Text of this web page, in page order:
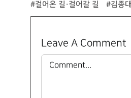
#걸어온 길·걸어갈 길 #김종대
Leave A Comment
Comment